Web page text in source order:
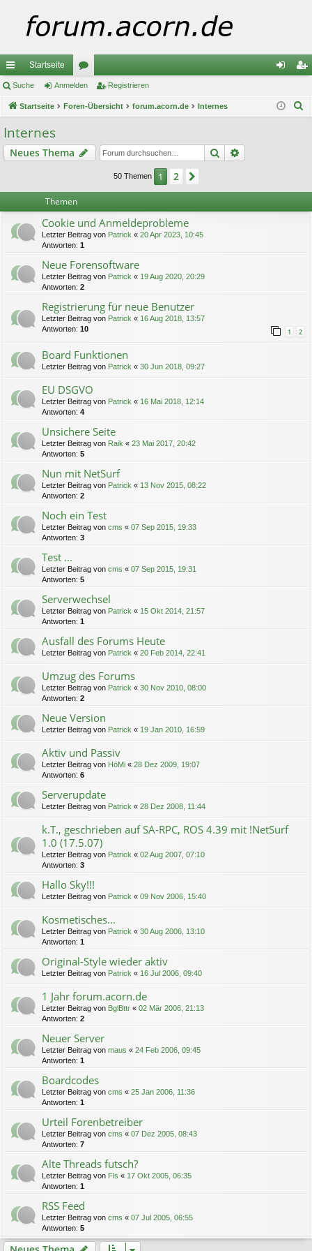
ch
ne
llz
ug
Startseite
or
en m ist
Suche Anmelden Registrieren
Startseite Foren-Übersicht forum.acorn.de Internes
Internes
Neues Thema Suche
50 Themen 1 2
Themen
Cookie und Anmeldeprobleme
Letzter Beitrag von Patrick « 20 Apr 2023, 10:45
Antworten: 1
Neue Forensoftware
Letzter Beitrag von Patrick « 19 Aug 2020, 20:29
Antworten: 2
Registrierung für neue Benutzer
Letzter Beitrag von Patrick « 16 Aug 2018, 13:57
Antworten: 10 1 2
Board Funktionen
Letzter Beitrag von Patrick « 30 Jun 2018, 09:27
EU DSGVO
Letzter Beitrag von Patrick « 16 Mai 2018, 12:14
Antworten: 4
Unsichere Seite
Letzter Beitrag von Raik « 23 Mai 2017, 20:42
Antworten: 5
Nun mit NetSurf
Letzter Beitrag von Patrick « 13 Nov 2015, 08:22
Antworten: 2
Noch ein Test
Letzter Beitrag von cms « 07 Sep 2015, 19:33
Antworten: 3
Test ...
Letzter Beitrag von cms « 07 Sep 2015, 19:31
Antworten: 5
Serverwechsel
Letzter Beitrag von Patrick « 15 Okt 2014, 21:57
Antworten: 1
Ausfall des Forums Heute
Letzter Beitrag von Patrick « 20 Feb 2014, 22:41
Umzug des Forums
Letzter Beitrag von Patrick « 30 Nov 2010, 08:00
Antworten: 2
Neue Version
Letzter Beitrag von Patrick « 19 Jan 2010, 16:59
Aktiv und Passiv
Letzter Beitrag von HöMi « 28 Dez 2009, 19:07
Antworten: 6
Serverupdate
Letzter Beitrag von Patrick « 28 Dez 2008, 11:44
k.T., geschrieben auf SA-RPC, ROS 4.39 mit !NetSurf
1.0 (17.5.07)
Letzter Beitrag von Patrick « 02 Aug 2007, 07:10
Antworten: 3
Hallo Sky!!!
Letzter Beitrag von Patrick « 09 Nov 2006, 15:40
Kosmetisches...
Letzter Beitrag von Patrick « 30 Aug 2006, 13:10
Antworten: 1
Original-Style wieder aktiv
Letzter Beitrag von Patrick « 16 Jul 2006, 09:40
1 Jahr forum.acorn.de
Letzter Beitrag von BglBttr « 02 Mär 2006, 21:13
Antworten: 2
Neuer Server
Letzter Beitrag von maus « 24 Feb 2006, 09:45
Antworten: 1
Boardcodes
Letzter Beitrag von cms « 25 Jan 2006, 11:36
Antworten: 1
Urteil Forenbetreiber
Letzter Beitrag von cms « 07 Dez 2005, 08:43
Antworten: 7
Alte Threads futsch?
Letzter Beitrag von Fls « 17 Okt 2005, 06:35
Antworten: 1
RSS Feed
Letzter Beitrag von cms « 07 Jul 2005, 06:55
Antworten: 5